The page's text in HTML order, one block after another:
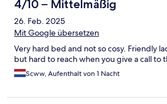
4/10 – Mittelmäßig
26. Feb. 2025
Mit Google übersetzen
Very hard bed and not so cosy. Friendly
but hard to reach when you give a call to
Scww, Aufenthalt von 1 Nacht